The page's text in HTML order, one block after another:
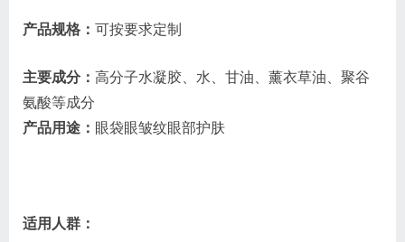
产品规格： 可按要求定制
主要成分： 高分子水凝胶、水、甘油、薰衣草油、聚谷
氨酸等成分
产品用途： 眼袋眼皱纹眼部护肤
适用人群：